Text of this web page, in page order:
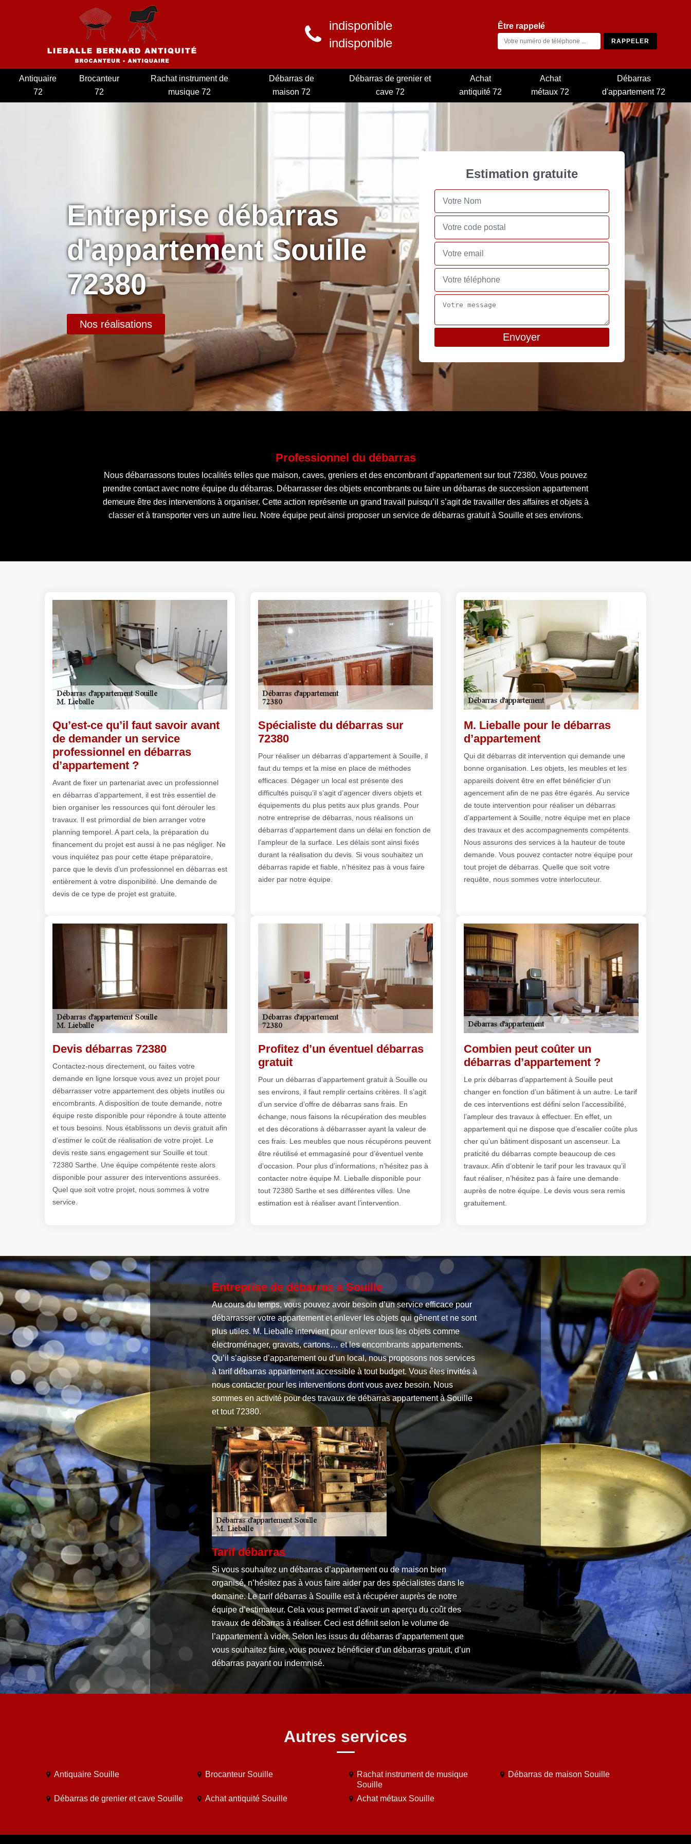
indisponible
indisponible
Être rappelé
Antiquaire
72
Brocanteur
72
Rachat instrument de
musique 72
Débarras de
maison 72
Débarras de grenier et
cave 72
Achat
antiquité 72
Achat
métaux 72
Débarras
d'appartement 72
Entreprise débarras
d'appartement Souille
72380
Nos réalisations
Estimation gratuite
Professionnel du débarras
Nous débarrassons toutes localités telles que maison, caves, greniers et des encombrant d’appartement sur tout 72380. Vous pouvez
prendre contact avec notre équipe du débarras. Débarrasser des objets encombrants ou faire un débarras de succession appartement
demeure être des interventions à organiser. Cette action représente un grand travail puisqu’il s’agit de travailler des affaires et objets à
classer et à transporter vers un autre lieu. Notre équipe peut ainsi proposer un service de débarras gratuit à Souille et ses environs.
Qu’est-ce qu’il faut savoir avant
de demander un service
professionnel en débarras
d’appartement ?
Avant de fixer un partenariat avec un professionnel
en débarras d’appartement, il est très essentiel de
bien organiser les ressources qui font dérouler les
travaux. Il est primordial de bien arranger votre
planning temporel. A part cela, la préparation du
financement du projet est aussi à ne pas négliger. Ne
vous inquiétez pas pour cette étape préparatoire,
parce que le devis d’un professionnel en débarras est
entièrement à votre disponibilité. Une demande de
devis de ce type de projet est gratuite.
Spécialiste du débarras sur
72380
Pour réaliser un débarras d’appartement à Souille, il
faut du temps et la mise en place de méthodes
efficaces. Dégager un local est présente des
difficultés puisqu’il s’agit d’agencer divers objets et
équipements du plus petits aux plus grands. Pour
notre entreprise de débarras, nous réalisons un
débarras d’appartement dans un délai en fonction de
l’ampleur de la surface. Les délais sont ainsi fixés
durant la réalisation du devis. Si vous souhaitez un
débarras rapide et fiable, n’hésitez pas à vous faire
aider par notre équipe.
M. Lieballe pour le débarras
d’appartement
Qui dit débarras dit intervention qui demande une
bonne organisation. Les objets, les meubles et les
appareils doivent être en effet bénéficier d’un
agencement afin de ne pas être égarés. Au service
de toute intervention pour réaliser un débarras
d’appartement à Souille, notre équipe met en place
des travaux et des accompagnements compétents.
Nous assurons des services à la hauteur de toute
demande. Vous pouvez contacter notre équipe pour
tout projet de débarras. Quelle que soit votre
requête, nous sommes votre interlocuteur.
Devis débarras 72380
Contactez-nous directement, ou faites votre
demande en ligne lorsque vous avez un projet pour
débarrasser votre appartement des objets inutiles ou
encombrants. A disposition de toute demande, notre
équipe reste disponible pour répondre à toute attente
et tous besoins. Nous établissons un devis gratuit afin
d’estimer le coût de réalisation de votre projet. Le
devis reste sans engagement sur Souille et tout
72380 Sarthe. Une équipe compétente reste alors
disponible pour assurer des interventions assurées.
Quel que soit votre projet, nous sommes à votre
service.
Profitez d’un éventuel débarras
gratuit
Pour un débarras d’appartement gratuit à Souille ou
ses environs, il faut remplir certains critères. Il s’agit
d’un service d’offre de débarras sans frais. En
échange, nous faisons la récupération des meubles
et des décorations à débarrasser ayant la valeur de
ces frais. Les meubles que nous récupérons peuvent
être réutilisé et emmagasiné pour d’éventuel vente
d’occasion. Pour plus d’informations, n’hésitez pas à
contacter notre équipe M. Lieballe disponible pour
tout 72380 Sarthe et ses différentes villes. Une
estimation est à réaliser avant l’intervention.
Combien peut coûter un
débarras d’appartement ?
Le prix débarras d’appartement à Souille peut
changer en fonction d’un bâtiment à un autre. Le tarif
de ces interventions est défini selon l’accessibilité,
l’ampleur des travaux à effectuer. En effet, un
appartement qui ne dispose que d’escalier coûte plus
cher qu’un bâtiment disposant un ascenseur. La
praticité du débarras compte beaucoup de ces
travaux. Afin d’obtenir le tarif pour les travaux qu’il
faut réaliser, n’hésitez pas à faire une demande
auprès de notre équipe. Le devis vous sera remis
gratuitement.
Entreprise de débarras à Souille
Au cours du temps, vous pouvez avoir besoin d’un service efficace pour
débarrasser votre appartement et enlever les objets qui gênent et ne sont
plus utiles. M. Lieballe intervient pour enlever tous les objets comme
électroménager, gravats, cartons… et les encombrants appartements.
Qu’il s’agisse d’appartement ou d’un local, nous proposons nos services
à tarif débarras appartement accessible à tout budget. Vous êtes invités à
nous contacter pour les interventions dont vous avez besoin. Nous
sommes en activité pour des travaux de débarras appartement à Souille
et tout 72380.
Tarif débarras
Si vous souhaitez un débarras d’appartement ou de maison bien
organisé, n’hésitez pas à vous faire aider par des spécialistes dans le
domaine. Le tarif débarras à Souille est à récupérer auprès de notre
équipe d’estimateur. Cela vous permet d’avoir un aperçu du coût des
travaux de débarras à réaliser. Ceci est définit selon le volume de
l’appartement à vider. Selon les issus du débarras d’appartement que
vous souhaitez faire, vous pouvez bénéficier d’un débarras gratuit, d’un
débarras payant ou indemnisé.
Autres services
Antiquaire Souille Brocanteur Souille
Rachat instrument de musique
Souille
Débarras de maison Souille
Débarras de grenier et cave Souille Achat antiquité Souille Achat métaux Souille